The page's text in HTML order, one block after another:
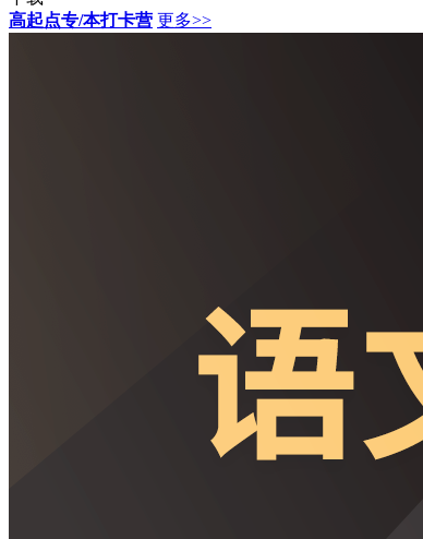
高起点专/本打卡营 更多>>